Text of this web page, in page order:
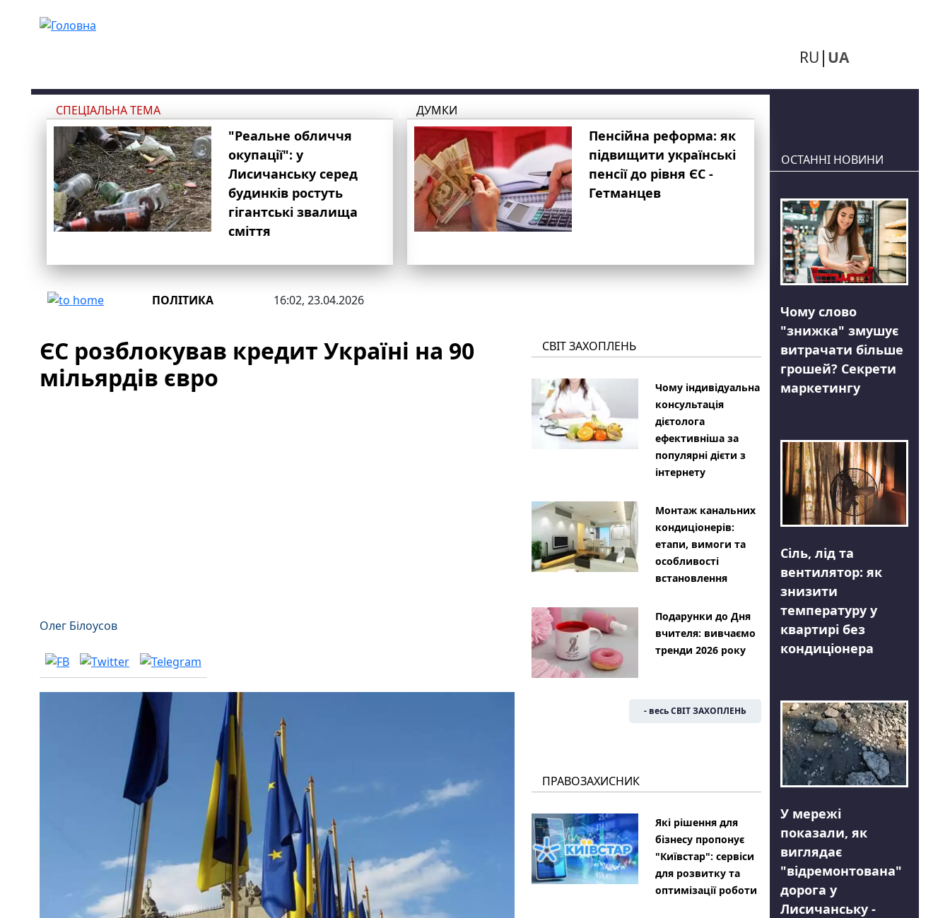
RU UA
СПЕЦІАЛЬНА ТЕМА
"Реальне обличчя
окупації": у
Лисичанську серед
будинків ростуть
гігантські звалища
сміття
ДУМКИ
Пенсійна реформа: як
підвищити українські
пенсії до рівня ЄС -
Гетманцев
ПОЛІТИКА 16:02, 23.04.2026
ЄС розблокував кредит Україні на 90
мільярдів євро
Олег Білоусов
СВІТ ЗАХОПЛЕНЬ
Чому індивідуальна
консультація
дієтолога
ефективніша за
популярні дієти з
інтернету
Монтаж канальних
кондиціонерів:
етапи, вимоги та
особливості
встановлення
Подарунки до Дня
вчителя: вивчаємо
тренди 2026 року
- весь СВІТ ЗАХОПЛЕНЬ
ПРАВОЗАХИСНИК
Які рішення для
бізнесу пропонує
"Київстар": сервіси
для розвитку та
оптимізації роботи
ОСТАННІ НОВИНИ
Чому слово
"знижка" змушує
витрачати більше
грошей? Секрети
маркетингу
Сіль, лід та
вентилятор: як
знизити
температуру у
квартирі без
кондиціонера
У мережі
показали, як
виглядає
"відремонтована"
дорога у
Лисичанську -